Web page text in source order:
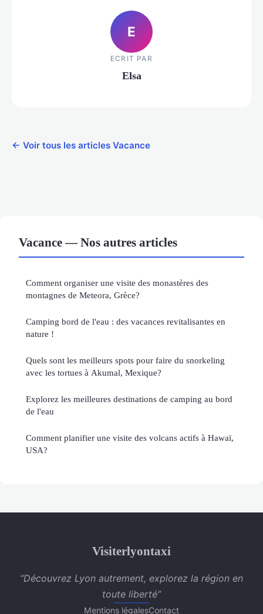
E
ECRIT PAR
Elsa
← Voir tous les articles Vacance
Vacance — Nos autres articles
Comment organiser une visite des monastères des
montagnes de Meteora, Grèce?
Camping bord de l'eau : des vacances revitalisantes en
nature !
Quels sont les meilleurs spots pour faire du snorkeling
avec les tortues à Akumal, Mexique?
Explorez les meilleures destinations de camping au bord
de l'eau
Comment planifier une visite des volcans actifs à Hawaï,
USA?
Visiterlyontaxi
“Découvrez Lyon autrement, explorez la région en
toute liberté”
Mentions légalesContact